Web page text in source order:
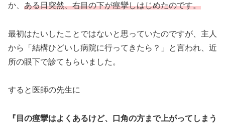
か、 ある日突然、右目の下が痙攣しはじめたのです。
最初はたいしたことではないと思っていたのですが、主人
から「結構ひどいし病院に行ってきたら？」と言われ、近
所の眼下で診てもらいました。
すると医師の先生に
『目の痙攣はよくあるけど、口角の方まで上がってしまう